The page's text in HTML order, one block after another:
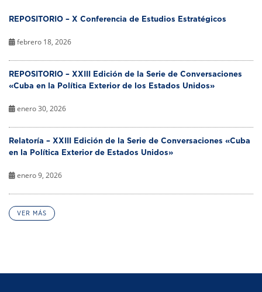
REPOSITORIO – X Conferencia de Estudios Estratégicos
febrero 18, 2026
REPOSITORIO – XXIII Edición de la Serie de Conversaciones
«Cuba en la Política Exterior de los Estados Unidos»
enero 30, 2026
Relatoría – XXIII Edición de la Serie de Conversaciones «Cuba
en la Política Exterior de Estados Unidos»
enero 9, 2026
VER MÁS